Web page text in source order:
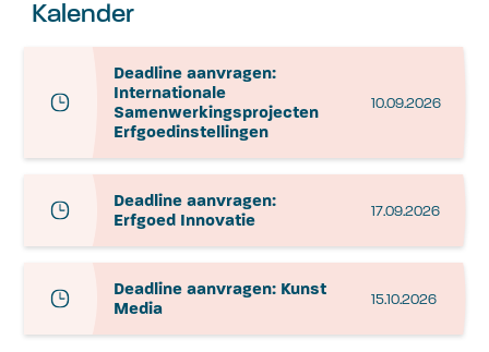
Kalender
Deadline aanvragen:
Internationale
Samenwerkingsprojecten
Erfgoedinstellingen
10.09.2026
Deadline aanvragen:
Erfgoed Innovatie
17.09.2026
Deadline aanvragen: Kunst
Media
15.10.2026